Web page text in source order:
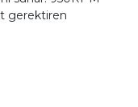
gerektiren